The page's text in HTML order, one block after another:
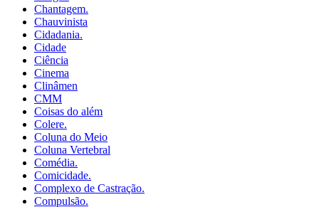
Chantagem.
Chauvinista
Cidadania.
Cidade
Ciência
Cinema
Clinâmen
CMM
Coisas do além
Colere.
Coluna do Meio
Coluna Vertebral
Comédia.
Comicidade.
Complexo de Castração.
Compulsão.